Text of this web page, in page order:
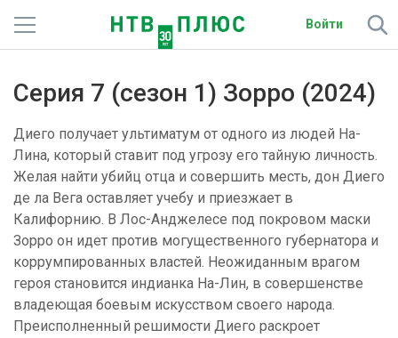
Войти
Фильмы и сериалы
Спорт
Подписки
Радио
Спутниковым абонентам
О сайте
Серия 7 (сезон 1) Зорро (2024)
Диего получает ультиматум от одного из людей На-
Лина, который ставит под угрозу его тайную личность.
Желая найти убийц отца и совершить месть, дон Диего
де ла Вега оставляет учебу и приезжает в
Калифорнию. В Лос-Анджелесе под покровом маски
Зорро он идет против могущественного губернатора и
коррумпированных властей. Неожиданным врагом
героя становится индианка На-Лин, в совершенстве
владеющая боевым искусством своего народа.
Преисполненный решимости Диего раскроет